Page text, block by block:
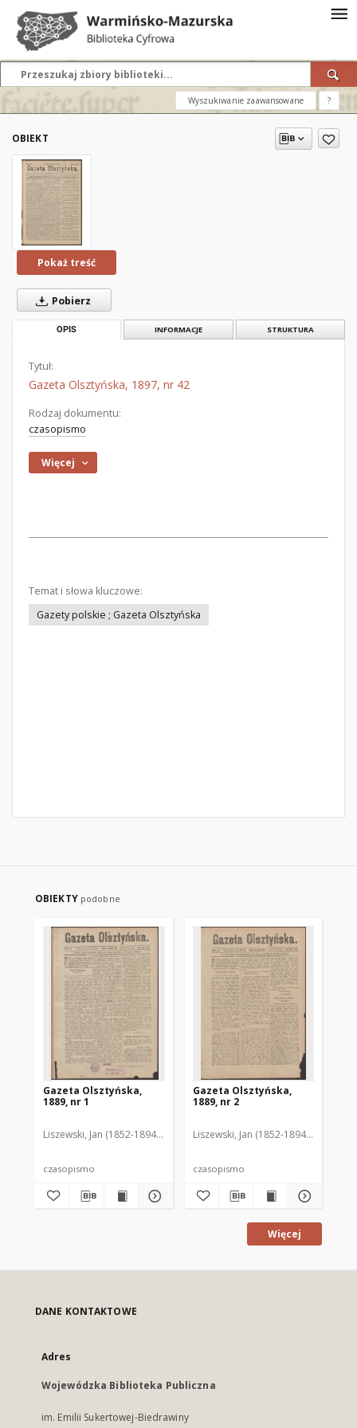
Wyszukiwanie zaawansowane ?
OBIEKT
Pokaż treść
Pobierz
OPIS INFORMACJE STRUKTURA
Tytuł:
Gazeta Olsztyńska, 1897, nr 42
Rodzaj dokumentu:
czasopismo
Więcej
Temat i słowa kluczowe:
Gazety polskie ; Gazeta Olsztyńska
OBIEKTY podobne
Gazeta Olsztyńska,
1889, nr 1
Liszewski, Jan (1852-1894). Red.
czasopismo
Gazeta Olsztyńska,
1889, nr 2
Liszewski, Jan (1852-1894). Red.
czasopismo
Więcej
DANE KONTAKTOWE
Adres
Wojewódzka Biblioteka Publiczna
im. Emilii Sukertowej-Biedrawiny